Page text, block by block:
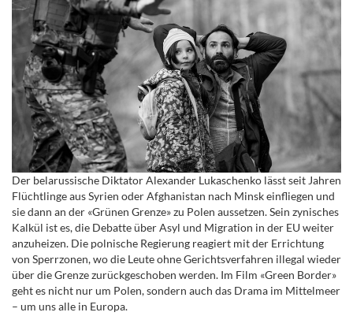
Der belarussische Diktator Alexander Lukaschenko lässt seit Jahren
Flüchtlinge aus Syrien oder Afghanistan nach Minsk einfliegen und
sie dann an der «Grünen Grenze» zu Polen aussetzen. Sein zynisches
Kalkül ist es, die Debatte über Asyl und Migration in der EU weiter
anzuheizen. Die polnische Regierung reagiert mit der Errichtung
von Sperrzonen, wo die Leute ohne Gerichtsverfahren illegal wieder
über die Grenze zurückgeschoben werden. Im Film «Green Border»
geht es nicht nur um Polen, sondern auch das Drama im Mittelmeer
– um uns alle in Europa.